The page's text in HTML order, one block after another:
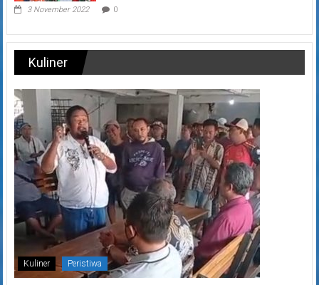
3 November 2022 0
Kuliner
Kuliner Peristiwa